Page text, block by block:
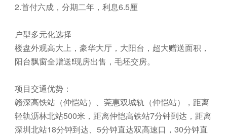
2.首付六成，分期二年，利息6.5厘
户型多元化选择
楼盘外观高大上，豪华大厅，大阳台，超大赠送面积，
阳台飘窗全赠送❗现房出售，毛坯交房。
项目交通优势：
赣深高铁站（仲恺站）、莞惠双城轨（仲恺站），距离
轻轨沥林北站500米，距离仲恺高铁站7分钟到达，距离
深圳北站18分钟到达、5分钟直达双高速口，30分钟直